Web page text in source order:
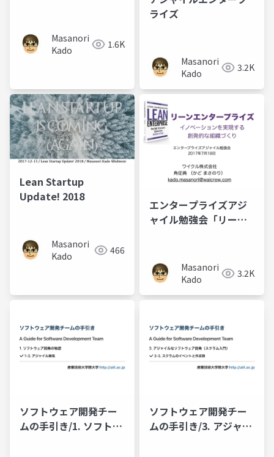
Masanori
Kado
1.6K
ライズ
Masanori
Kado
3.2K
Lean Startup
Update! 2018
Masanori
Kado
466
エンタープライズアジ
ャイル勉強会「リーン
Masanori
Kado
3.2K
ソフトウェア開発チー
ムの手引き/1. ソフトウ
ソフトウェア開発チー
ムの手引き/3. アジャイ